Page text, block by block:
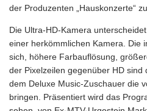
der Produzenten „Hauskonzerte“
Die Ultra-HD-Kamera
einer herkömmlichen Kamera. Die
sich, höhere Farbauflösung,
der Pixelzeilen gegenüber HD sind
dem Deluxe Music-Zuschauer die
bringen. Präsentiert wird das